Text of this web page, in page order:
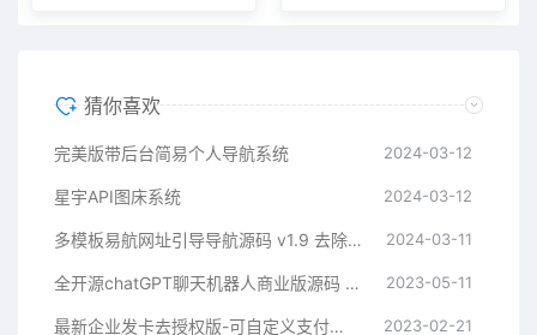
猜你喜欢
完美版带后台简易个人导航系统 2024-03-12
星宇API图床系统 2024-03-12
多模板易航网址引导导航源码 v1.9 去除弹窗等开心版 2024-03-11
全开源chatGPT聊天机器人商业版源码 支持魔改 完全开放源代码 2023-05-11
最新企业发卡去授权版-可自定义支付接口 2023-02-21